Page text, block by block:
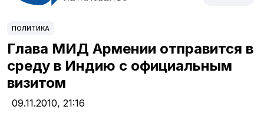
ПОЛИТИКА
Глава МИД Армении отправится в
среду в Индию с официальным
визитом
09.11.2010, 21:16